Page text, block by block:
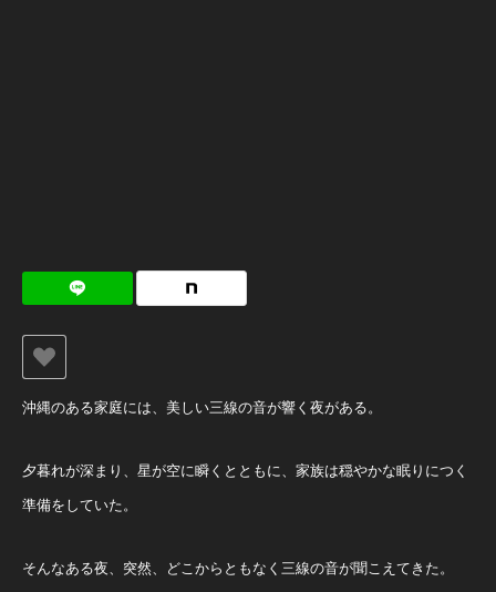
沖縄のある家庭には、美しい三線の音が響く夜がある。
夕暮れが深まり、星が空に瞬くとともに、家族は穏やかな眠りにつく
準備をしていた。
そんなある夜、突然、どこからともなく三線の音が聞こえてきた。